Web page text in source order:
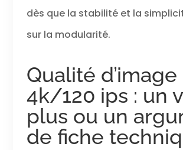
10 bits
des effets
saisissants
de la post-
pour
levers et
dès que la stabilité et la
sur la modularité.
Qualité d’image
4k/120 ips : un
plus ou un
de fiche